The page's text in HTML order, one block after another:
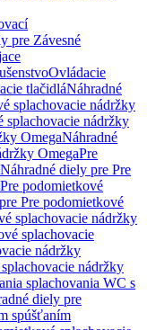
pre Závesné
Ovládacie
tlačidláNáhradné
splachovacie nádržky
splachovacie nádržky
OmegaNáhradné
OmegaPre
Náhradné diely pre Pre
Pre podomietkové
Pre podomietkové
splachovacie nádržky
splachovacie
nádržky
nádržky
splachovania WC s
diely pre
spúšťaním